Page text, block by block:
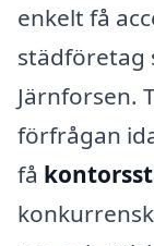
enkelt få
städföretag
Järnforsen.
förfrågan
få